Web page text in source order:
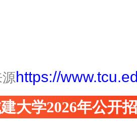
https://
大学2026年公开